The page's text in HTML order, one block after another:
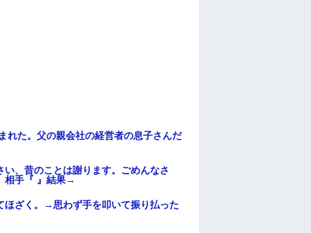
れた。父の親会社の経営者の息子さんだ
、昔のことは謝ります。ごめんなさ
相手『 』結果→
ほざく。→思わず手を叩いて振り払った